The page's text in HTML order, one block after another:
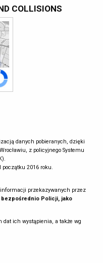
COLLISIONS
danych pobieranych, dzięki
z policyjnego Systemu
początku 2016 roku.
przekazywanych przez
bezpośrednio Policji, jako
ich wystąpienia, a także wg